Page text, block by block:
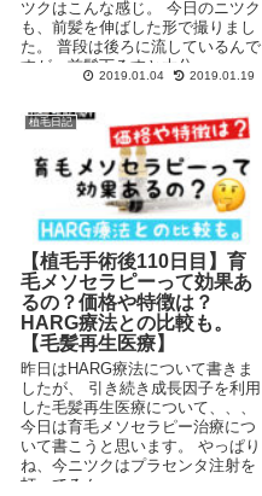
ツクはこんな感じ。 今日のニツク
も、前髪を伸ばした形で撮りまし
た。 普段は後ろに流しているんで
すが、前髪下ろすと大分...
2019.01.04 2019.01.19
植毛日記
【植毛手術後110日目】育
毛メソセラピーって効果あ
るの？価格や特徴は？
HARG療法との比較も。
【毛髪再生医療】
昨日はHARG療法について書きま
したが、 引き続き成長因子を利用
した毛髪再生医療について、、、
今日は育毛メソセラピー治療につ
いて書こうと思います。 やっぱり
ね、今ニツクはプラセンタ注射を
打ってるん...